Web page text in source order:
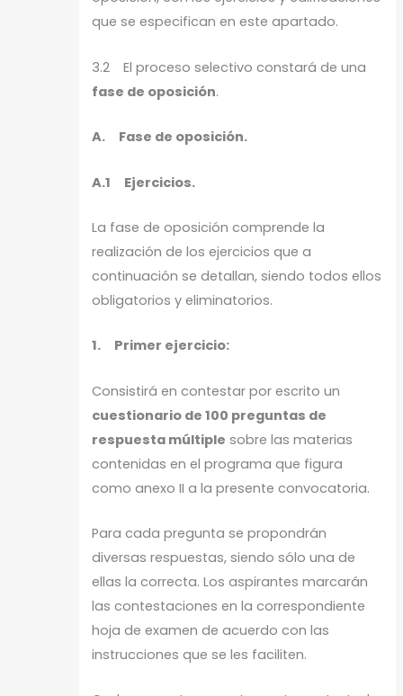
que se especifican en este apartado.
3.2 El proceso selectivo constará de una
fase de oposición.
A. Fase de oposición.
A.1 Ejercicios.
La fase de oposición comprende la
realización de los ejercicios que a
continuación se detallan, siendo todos ellos
obligatorios y eliminatorios.
1. Primer ejercicio:
Consistirá en contestar por escrito un
cuestionario de 100 preguntas de
respuesta múltiple sobre las materias
contenidas en el programa que figura
como anexo II a la presente convocatoria.
Para cada pregunta se propondrán
diversas respuestas, siendo sólo una de
ellas la correcta. Los aspirantes marcarán
las contestaciones en la correspondiente
hoja de examen de acuerdo con las
instrucciones que se les faciliten.